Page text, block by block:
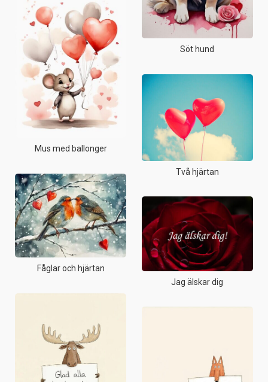
Mus med ballonger
Fåglar och hjärtan
Söt hund
Två hjärtan
Jag älskar dig